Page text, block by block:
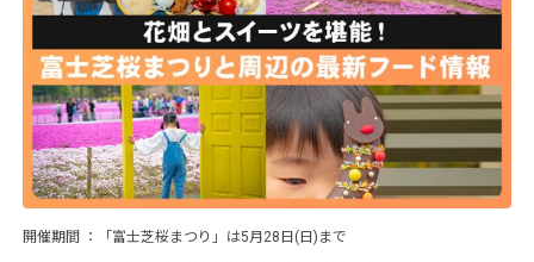
開催期間 「富士芝桜まつり」は5月28日(日)まで